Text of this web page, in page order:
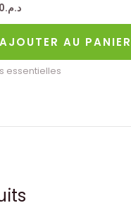
د.م.
AJOUTER AU PANIER
essentielles